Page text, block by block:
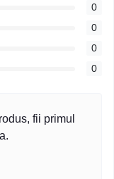
0
0
0
0
fii primul